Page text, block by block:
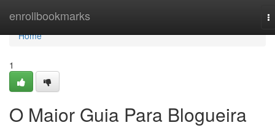
enrollbookmarks
Home
Home
1
O Maior Guia Para Blogueira